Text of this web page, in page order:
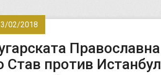
02/2018
Став против